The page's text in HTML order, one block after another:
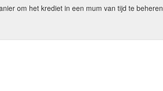
om het krediet in een mum van tijd te beheren